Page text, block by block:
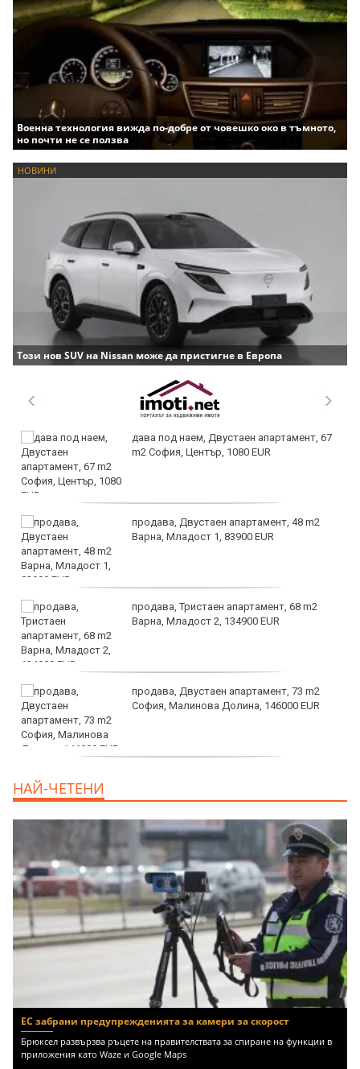
Военна технология вижда по-добре от човешко око в тъмното,
но почти не се ползва
НОВИНИ
Този нов SUV на Nissan може да пристигне в Европа
дава под наем, Двустаен апартамент, 67
m2 София, Център, 1080 EUR
продава, Двустаен апартамент, 48 m2
Варна, Младост 1, 83900 EUR
продава, Тристаен апартамент, 68 m2
Варна, Младост 2, 134900 EUR
продава, Двустаен апартамент, 73 m2
София, Малинова Долина, 146000 EUR
НАЙ-ЧЕТЕНИ
ЕС забрани предупрежденията за камери за скорост
Брюксел развързва ръцете на правителствата за спиране на функции в
приложения като Waze и Google Maps